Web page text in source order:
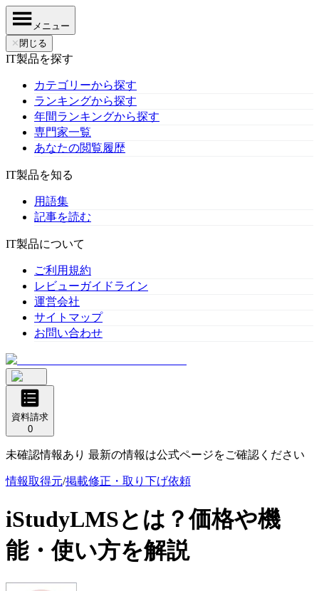
メニュー
✕ 閉じる
IT製品を探す
カテゴリーから探す
ランキングから探す
年間ランキングから探す
専門家一覧
あなたの閲覧履歴
IT製品を知る
用語集
記事を読む
IT製品について
ご利用規約
レビューガイドライン
運営会社
サイトマップ
お問い合わせ
資料請求
0
未確認情報あり 最新の情報は公式ページをご確認ください
情報取得元/掲載修正・取り下げ依頼
iStudyLMSとは？価格や機
能・使い方を解説